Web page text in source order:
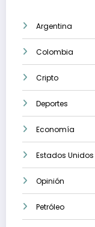
Argentina
Colombia
Cripto
Deportes
Economía
Estados Unidos
Opinión
Petróleo